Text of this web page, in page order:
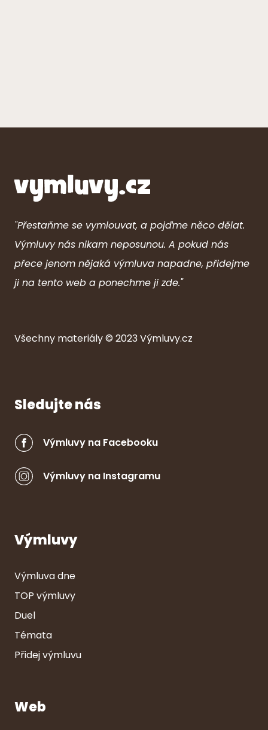
"Přestaňme se vymlouvat, a pojďme něco dělat.
Výmluvy nás nikam neposunou. A pokud nás
přece jenom nějaká výmluva napadne, přidejme
ji na tento web a ponechme ji zde."
Všechny materiály © 2023Výmluvy.cz
Sledujte nás
Výmluvy na Facebooku
Výmluvy na Instagramu
Výmluvy
Výmluva dne
TOP výmluvy
Duel
Témata
Přidej výmluvu
Web